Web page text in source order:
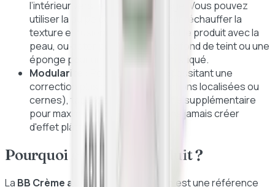
l’intérieur vers l’extérieur du visage. Vous pouvez
utiliser la pulpe de vos doigts pour réchauffer la
texture et fusionner parfaitement le produit avec la
peau, ou opter pour un pinceau à fond de teint ou une
éponge pour un rendu plus sophistiqué.
Modularité :
Pour les zones nécessitant une
correction plus ciblée (imperfections localisées ou
cernes), tapotez une fine couche supplémentaire
pour maximiser la couvrance sans jamais créer
d'effet plâtre.
Pourquoi choisir ce produit ?
La BB Crème au Ginseng d’Erborian est une référence